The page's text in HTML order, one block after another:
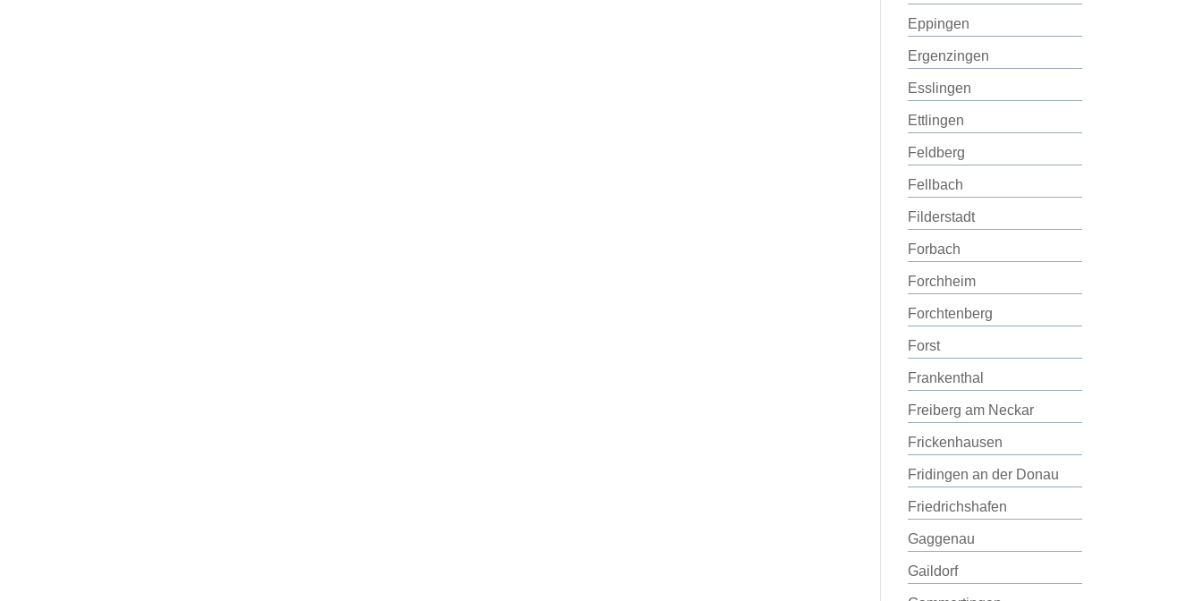
Eppingen
Ergenzingen
Esslingen
Ettlingen
Feldberg
Fellbach
Filderstadt
Forbach
Forchheim
Forchtenberg
Forst
Frankenthal
Freiberg am Neckar
Frickenhausen
Fridingen an der Donau
Friedrichshafen
Gaggenau
Gaildorf